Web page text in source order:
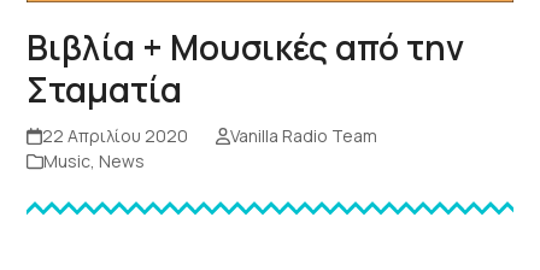
Βιβλία + Μουσικές από την
Σταματία
22 Απριλίου 2020
Vanilla Radio Team
Music, News